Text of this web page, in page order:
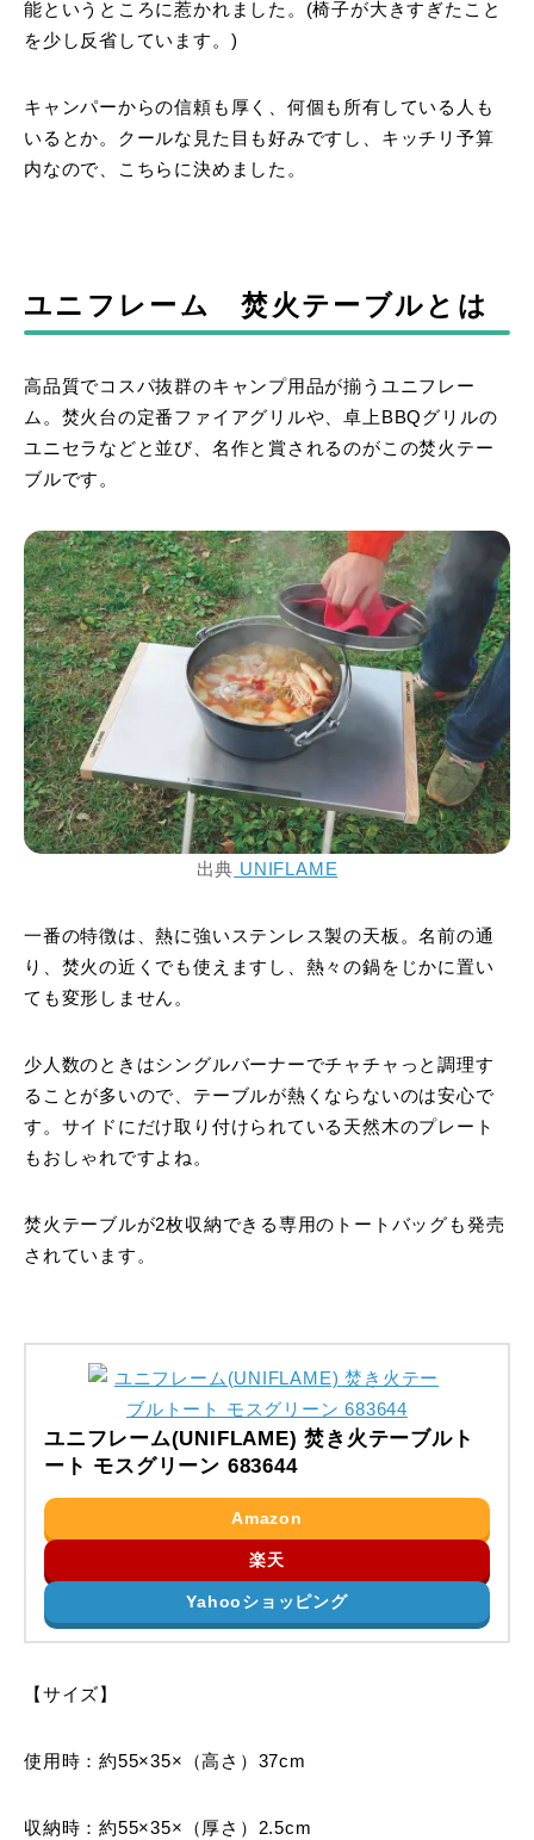
能というところに惹かれました。(椅子が大きすぎたこと
を少し反省しています。)
キャンパーからの信頼も厚く、何個も所有している人も
いるとか。クールな見た目も好みですし、キッチリ予算
内なので、こちらに決めました。
ユニフレーム 焚火テーブルとは
高品質でコスパ抜群のキャンプ用品が揃うユニフレー
ム。焚火台の定番ファイアグリルや、卓上BBQグリルの
ユニセラなどと並び、名作と賞されるのがこの焚火テー
ブルです。
出典 UNIFLAME
一番の特徴は、熱に強いステンレス製の天板。名前の通
り、焚火の近くでも使えますし、熱々の鍋をじかに置い
ても変形しません。
少人数のときはシングルバーナーでチャチャっと調理す
ることが多いので、テーブルが熱くならないのは安心で
す。サイドにだけ取り付けられている天然木のプレート
もおしゃれですよね。
焚火テーブルが2枚収納できる専用のトートバッグも発売
されています。
ユニフレーム(UNIFLAME) 焚き火テーブルト
ート モスグリーン 683644
Amazon
楽天
Yahooショッピング
【サイズ】
使用時：約55×35×（高さ）37cm
収納時：約55×35×（厚さ）2.5cm